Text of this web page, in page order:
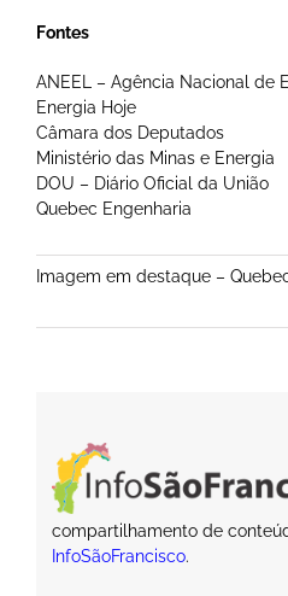
Fontes
ANEEL – Agência Nacional de
Energia Hoje
Câmara dos Deputados
Ministério das Minas e Energia
DOU – Diário Oficial da União
Quebec Engenharia
Imagem em destaque –
compartilhamento de
InfoSãoFrancisco.